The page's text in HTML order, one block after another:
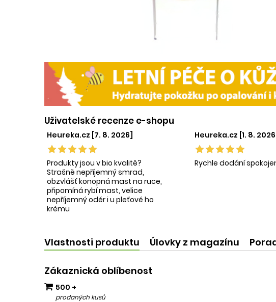
Uživatelské recenze e-shopu
Heureka.cz [7. 8. 2026]
Produkty jsou v bio kvalitě?
Strašně nepříjemný smrad,
obzvlášť konopná mast na ruce,
připomíná rybí mast, velice
nepříjemný odér i u pleťové ho
krému
Heureka.cz [1. 8.
Rychle dodání
Vlastnosti produktu Úlovky z magazínu
Zákaznická oblíbenost
500 +
prodaných kusů